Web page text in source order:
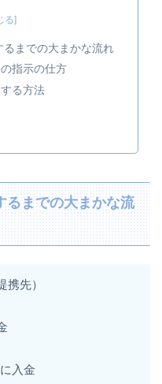
るまでの大まかな流れ
指示の仕方
る方法
るまでの大まかな流
先）
入金